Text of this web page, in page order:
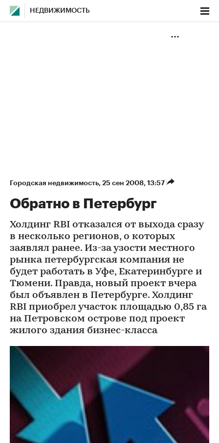
НЕДВИЖИМОСТЬ
Городская недвижимость⁠, 25 сен 2008, 13:57
Обратно в Петербург
Холдинг RBI отказался от выхода сразу
в несколько регионов, о которых
заявлял ранее. Из-за узости местного
рынка петербургская компания не
будет работать в Уфе, Екатеринбурге и
Тюмени. Правда, новый проект вчера
был объявлен в Петербурге. Холдинг
RBI приобрел участок площадью 0,85 га
на Петровском острове под проект
жилого здания бизнес-класса